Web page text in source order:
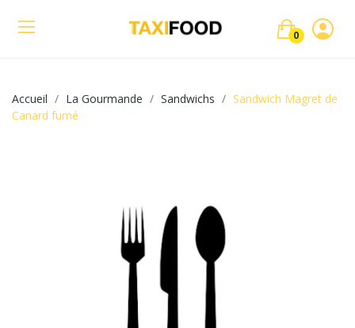
0
Accueil La Gourmande Sandwichs
Sandwich Magret de
Canard fumé